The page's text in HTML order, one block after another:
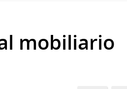
mobiliario